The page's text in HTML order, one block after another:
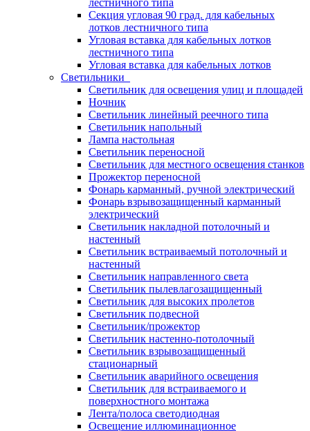
лестничного типа
Секция угловая 90 град. для кабельных
лотков лестничного типа
Угловая вставка для кабельных лотков
лестничного типа
Угловая вставка для кабельных лотков
Светильники
Светильник для освещения улиц и площадей
Ночник
Светильник линейный реечного типа
Светильник напольный
Лампа настольная
Светильник переносной
Светильник для местного освещения станков
Прожектор переносной
Фонарь карманный, ручной электрический
Фонарь взрывозащищенный карманный
электрический
Светильник накладной потолочный и
настенный
Светильник встраиваемый потолочный и
настенный
Светильник направленного света
Светильник пылевлагозащищенный
Светильник для высоких пролетов
Светильник подвесной
Светильник/прожектор
Светильник настенно-потолочный
Светильник взрывозащищенный
стационарный
Светильник аварийного освещения
Светильник для встраиваемого и
поверхностного монтажа
Лента/полоса светодиодная
Освещение иллюминационное